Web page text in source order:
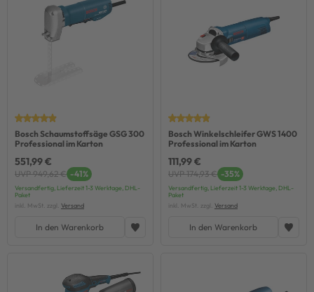
Bosch Schaumstoffsäge GSG 300
Professional im Karton
551,99 €
UVP 949,62 € -41%
Versandfertig, Lieferzeit 1-3 Werktage, DHL-
Paket
inkl. MwSt. zzgl. Versand
In den Warenkorb
Bosch Winkelschleifer GWS 1400
Professional im Karton
111,99 €
UVP 174,93 € -35%
Versandfertig, Lieferzeit 1-3 Werktage, DHL-
Paket
inkl. MwSt. zzgl. Versand
In den Warenkorb